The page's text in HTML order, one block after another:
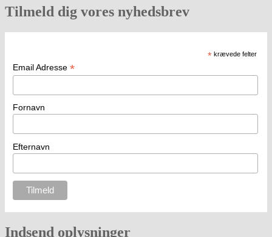
Tilmeld dig vores nyhedsbrev
* krævede felter
Email Adresse *
Fornavn
Efternavn
Indsend oplysninger